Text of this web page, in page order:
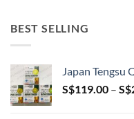
BEST SELLING
Japan Tengsu
S$119.00 – S$